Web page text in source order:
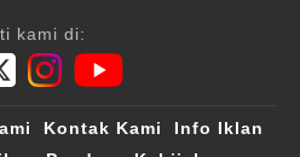
kami di:
Kontak Kami
Info Iklan